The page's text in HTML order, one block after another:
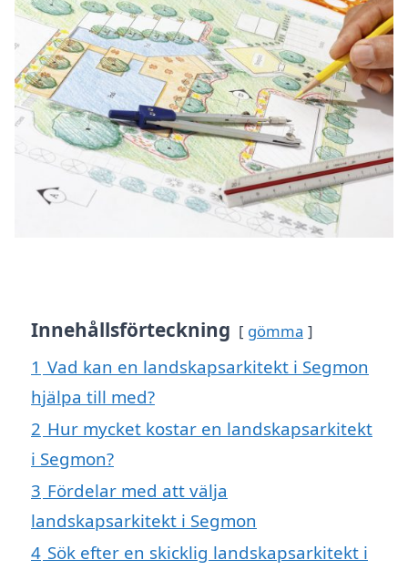
Innehållsförteckning gömma
1 Vad kan en landskapsarkitekt i Segmon
hjälpa till med?
2 Hur mycket kostar en landskapsarkitekt
i Segmon?
3 Fördelar med att välja
landskapsarkitekt i Segmon
4 Sök efter en skicklig landskapsarkitekt i